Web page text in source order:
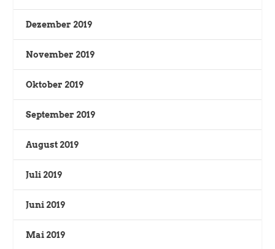
Dezember 2019
November 2019
Oktober 2019
September 2019
August 2019
Juli 2019
Juni 2019
Mai 2019